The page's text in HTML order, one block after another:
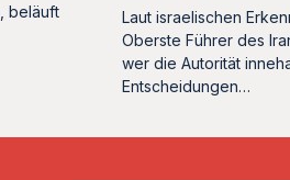
beläuft
Laut israelischen
Oberste Führer des
wer die Autorität
Entscheidungen…